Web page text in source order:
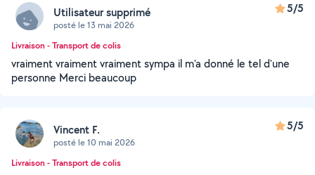
Utilisateur supprimé
posté le 13 mai 2026
5/5
Livraison - Transport de colis
vraiment vraiment vraiment sympa il m'a donné le tel d'une
personne Merci beaucoup
Vincent F.
posté le 10 mai 2026
5/5
Livraison - Transport de colis